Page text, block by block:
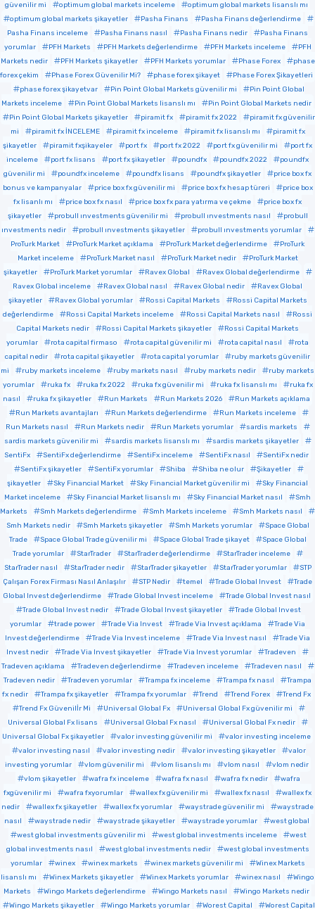
güvenilir mi
optimum global markets inceleme
optimum global markets lisanslı mı
optimum global markets şikayetler
Pasha Finans
Pasha Finans değerlendirme
Pasha Finans inceleme
Pasha Finans nasıl Pasha Finans nedir
Pasha Finans
yorumlar
PFH Markets PFH Markets değerlendirme PFH Markets inceleme
PFH
Markets nedir
PFH Markets şikayetler PFH Markets yorumlar Phase Forex
phase
forex çekim
Phase Forex Güvenilir Mi? phase forex şikayet
Phase Forex Şikayetleri
phase forex şikayetvar
Pin Point Global Markets güvenilir mi
Pin Point Global
Markets inceleme
Pin Point Global Markets lisanslı mı
Pin Point Global Markets nedir
Pin Point Global Markets şikayetler
piramit fx piramit fx 2022
piramit fx güvenilir
mi
piramit fx İNCELEME piramit fx inceleme piramit fx lisanslı mı
piramit fx
şikayetler
piramit fxşikayeler port fx port fx 2022 port fx güvenilir mi
port fx
inceleme
port fx lisans port fx şikayetler poundfx poundfx 2022
poundfx
güvenilir mi
poundfx inceleme poundfx lisans poundfx şikayetler
price box fx
bonus ve kampanyalar
price box fx güvenilir mi price box fx hesap türeri
price box
fx lisanlı mı
price box fx nasıl price box fx para yatırma ve çekme
price box fx
şikayetler
probull ınvestments güvenilir mi probull ınvestments nasıl
probull
ınvestments nedir
probull ınvestments şikayetler
probull ınvestments yorumlar
ProTurk Market
ProTurk Market açıklama ProTurk Market değerlendirme
ProTurk
Market inceleme
ProTurk Market nasıl ProTurk Market nedir
ProTurk Market
şikayetler
ProTurk Market yorumlar Ravex Global
Ravex Global değerlendirme
Ravex Global inceleme
Ravex Global nasıl Ravex Global nedir
Ravex Global
şikayetler
Ravex Global yorumlar Rossi Capital Markets
Rossi Capital Markets
değerlendirme
Rossi Capital Markets inceleme Rossi Capital Markets nasıl
Rossi
Capital Markets nedir
Rossi Capital Markets şikayetler
Rossi Capital Markets
yorumlar
rota capital firmaso rota capital güvenilir mi rota capital nasıl
rota
capital nedir
rota capital şikayetler rota capital yorumlar
ruby markets güvenilir
mi
ruby markets inceleme ruby markets nasıl ruby markets nedir
ruby markets
yorumlar
ruka fx ruka fx 2022 ruka fx güvenilir mi ruka fx lisanslı mı
ruka fx
nasıl
ruka fx şikayetler Run Markets Run Markets 2026
Run Markets açıklama
Run Markets avantajları
Run Markets değerlendirme
Run Markets inceleme
Run Markets nasıl
Run Markets nedir Run Markets yorumlar
sardis markets
sardis markets güvenilir mi
sardis markets lisanslı mı
sardis markets şikayetler
SentiFx
SentiFx değerlendirme SentiFx inceleme SentiFx nasıl
SentiFx nedir
SentiFx şikayetler
SentiFx yorumlar Shiba Shiba ne olur
Şikayetler
şikayetler
Sky Financial Market Sky Financial Market güvenilir mi
Sky Financial
Market inceleme
Sky Financial Market lisanslı mı Sky Financial Market nasıl
Smh
Markets
Smh Markets değerlendirme Smh Markets inceleme
Smh Markets nasıl
Smh Markets nedir
Smh Markets şikayetler Smh Markets yorumlar
Space Global
Trade
Space Global Trade güvenilir mi Space Global Trade şikayet
Space Global
Trade yorumlar
StarTrader StarTrader değerlendirme
StarTrader inceleme
StarTrader nasıl
StarTrader nedir StarTrader şikayetler StarTrader yorumlar
STP
Çalışan Forex Firması Nasıl Anlaşılır
STP Nedir temel Trade Global Invest
Trade
Global Invest değerlendirme
Trade Global Invest inceleme
Trade Global Invest nasıl
Trade Global Invest nedir
Trade Global Invest şikayetler
Trade Global Invest
yorumlar
trade power Trade Via Invest Trade Via Invest açıklama
Trade Via
Invest değerlendirme
Trade Via Invest inceleme Trade Via Invest nasıl
Trade Via
Invest nedir
Trade Via Invest şikayetler Trade Via Invest yorumlar
Tradeven
Tradeven açıklama
Tradeven değerlendirme Tradeven inceleme
Tradeven nasıl
Tradeven nedir
Tradeven yorumlar Trampa fx inceleme Trampa fx nasıl
Trampa
fx nedir
Trampa fx şikayetler Trampa fx yorumlar Trend Trend Forex
Trend Fx
Trend Fx Güvenilİr Mi
Universal Global Fx
Universal Global Fx güvenilir mi
Universal Global Fx lisans
Universal Global Fx nasıl
Universal Global Fx nedir
Universal Global Fx şikayetler
valor investing güvenilir mi
valor investing inceleme
valor investing nasıl
valor investing nedir valor investing şikayetler
valor
investing yorumlar
vlom güvenilir mi vlom lisanslı mı vlom nasıl
vlom nedir
vlom şikayetler
wafra fx inceleme wafra fx nasıl wafra fx nedir
wafra
fxgüvenilir mi
wafra fxyorumlar wallex fx güvenilir mi wallex fx nasıl
wallex fx
nedir
wallex fx şikayetler wallex fx yorumlar waystrade güvenilir mi
waystrade
nasıl
waystrade nedir waystrade şikayetler waystrade yorumlar
west global
west global investments güvenilir mi
west global investments inceleme
west
global investments nasıl
west global investments nedir
west global investments
yorumlar
winex winex markets winex markets güvenilir mi
Winex Markets
lisanslı mı
Winex Markets şikayetler Winex Markets yorumlar winex nasıl
Wingo
Markets
Wingo Markets değerlendirme Wingo Markets nasıl
Wingo Markets nedir
Wingo Markets şikayetler
Wingo Markets yorumlar Worest Capital Worest Capital